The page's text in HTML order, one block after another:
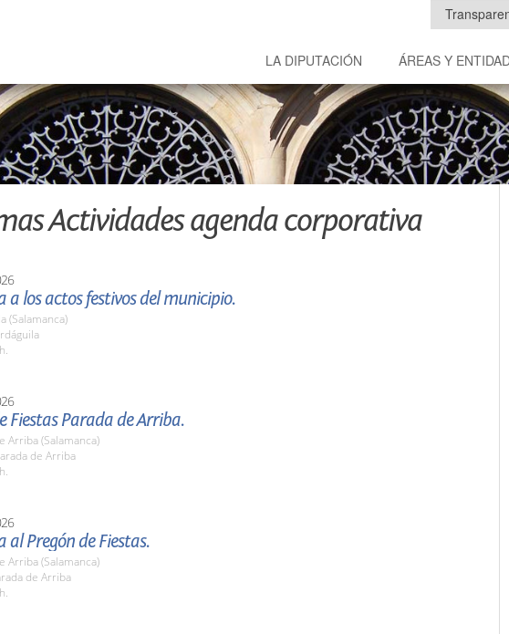
LA DIPUTACIÓN ÁREAS Y
Actividades agenda corporativa
a los actos festivos del municipio.
(Salamanca)
Fiestas Parada de Arriba.
Arriba (Salamanca)
de Arriba
al Pregón de Fiestas.
Arriba (Salamanca)
de Arriba